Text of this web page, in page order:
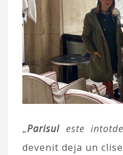
„Parisul este
devenit deja un